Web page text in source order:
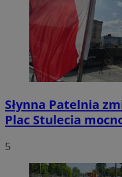
Słynna Patelnia
Plac Stulecia
5